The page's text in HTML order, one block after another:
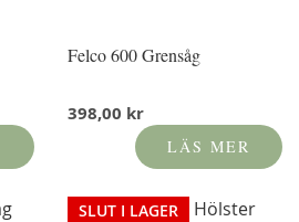
Felco 600 Grensåg
398,00 kr
LÄS MER
SLUT I LAGER